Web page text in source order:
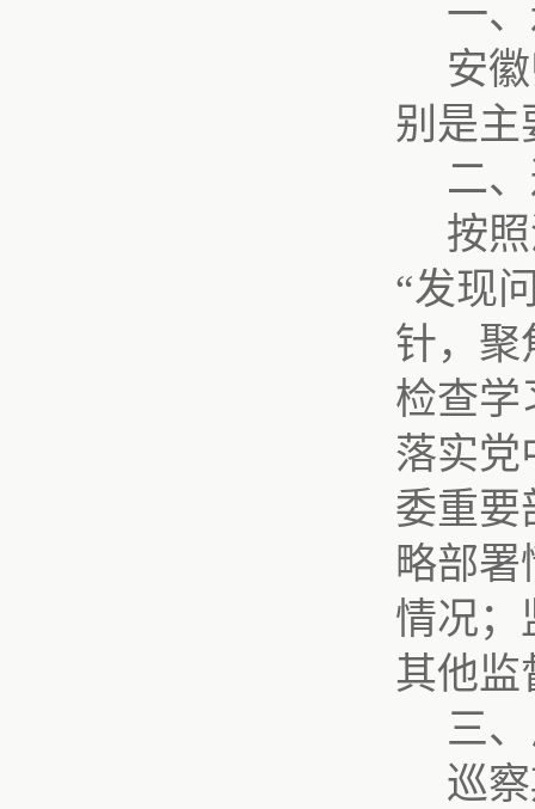
一
安
别是主
二
按
“发现
针，聚
检查学
落实党
委重要
略部署
情况；
其他监
三
巡察